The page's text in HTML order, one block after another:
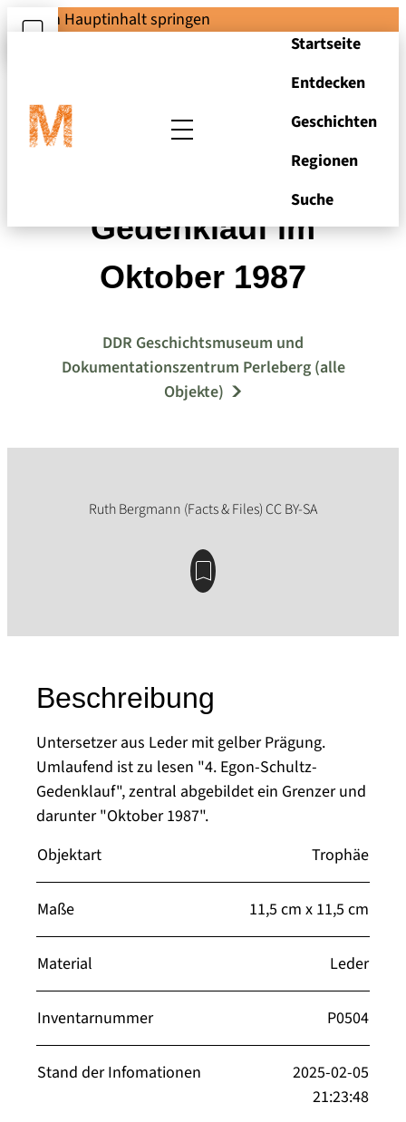
Zum Hauptinhalt springen
Startseite
Entdecken
Geschichten
Regionen
Suche
4. Egon-Schultz-
Gedenklauf im
Oktober 1987
DDR Geschichtsmuseum und
Dokumentationszentrum Perleberg (alle
Objekte)
Beschreibung
Untersetzer aus Leder mit gelber Prägung.
Umlaufend ist zu lesen "4. Egon-Schultz-
Gedenklauf", zentral abgebildet ein Grenzer und
darunter "Oktober 1987".
Objektart
Trophäe
Maße 11,5 cm x 11,5 cm
Material Leder
Inventarnummer P0504
Stand der Infomationen
2025-02-05
21:23:48